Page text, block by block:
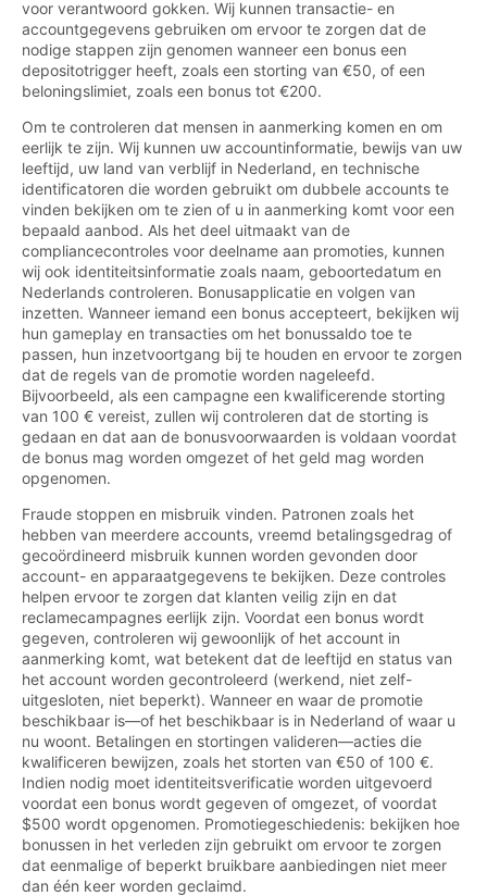
voor verantwoord gokken. Wij kunnen transactie- en
accountgegevens gebruiken om ervoor te zorgen dat de
nodige stappen zijn genomen wanneer een bonus een
depositotrigger heeft, zoals een storting van €50, of een
beloningslimiet, zoals een bonus tot €200.
Om te controleren dat mensen in aanmerking komen en om
eerlijk te zijn. Wij kunnen uw accountinformatie, bewijs van uw
leeftijd, uw land van verblijf in Nederland, en technische
identificatoren die worden gebruikt om dubbele accounts te
vinden bekijken om te zien of u in aanmerking komt voor een
bepaald aanbod. Als het deel uitmaakt van de
compliancecontroles voor deelname aan promoties, kunnen
wij ook identiteitsinformatie zoals naam, geboortedatum en
Nederlands controleren. Bonusapplicatie en volgen van
inzetten. Wanneer iemand een bonus accepteert, bekijken wij
hun gameplay en transacties om het bonussaldo toe te
passen, hun inzetvoortgang bij te houden en ervoor te zorgen
dat de regels van de promotie worden nageleefd.
Bijvoorbeeld, als een campagne een kwalificerende storting
van 100 € vereist, zullen wij controleren dat de storting is
gedaan en dat aan de bonusvoorwaarden is voldaan voordat
de bonus mag worden omgezet of het geld mag worden
opgenomen.
Fraude stoppen en misbruik vinden. Patronen zoals het
hebben van meerdere accounts, vreemd betalingsgedrag of
gecoördineerd misbruik kunnen worden gevonden door
account- en apparaatgegevens te bekijken. Deze controles
helpen ervoor te zorgen dat klanten veilig zijn en dat
reclamecampagnes eerlijk zijn. Voordat een bonus wordt
gegeven, controleren wij gewoonlijk of het account in
aanmerking komt, wat betekent dat de leeftijd en status van
het account worden gecontroleerd (werkend, niet zelf-
uitgesloten, niet beperkt). Wanneer en waar de promotie
beschikbaar is—of het beschikbaar is in Nederland of waar u
nu woont. Betalingen en stortingen valideren—acties die
kwalificeren bewijzen, zoals het storten van €50 of 100 €.
Indien nodig moet identiteitsverificatie worden uitgevoerd
voordat een bonus wordt gegeven of omgezet, of voordat
$500 wordt opgenomen. Promotiegeschiedenis: bekijken hoe
bonussen in het verleden zijn gebruikt om ervoor te zorgen
dat eenmalige of beperkt bruikbare aanbiedingen niet meer
dan één keer worden geclaimd.